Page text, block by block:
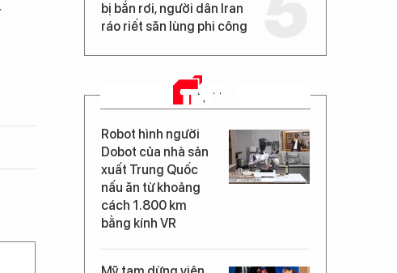
bị bắn rơi, người dân Iran
ráo riết săn lùng phi công
TIN MỚI
Robot hình người
Dobot của nhà sản
xuất Trung Quốc
nấu ăn từ khoảng
cách 1.800 km
bằng kính VR